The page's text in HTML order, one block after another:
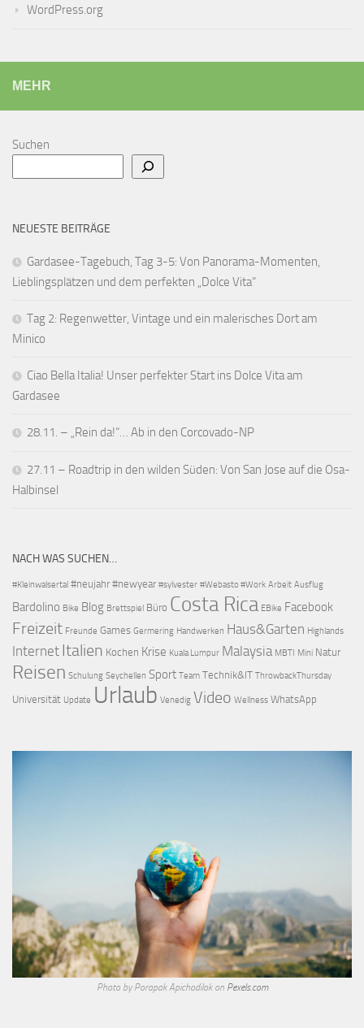
WordPress.org
MEHR
Suchen
NEUESTE BEITRÄGE
Gardasee-Tagebuch, Tag 3-5: Von Panorama-Momenten,
Lieblingsplätzen und dem perfekten „Dolce Vita“
Tag 2: Regenwetter, Vintage und ein malerisches Dort am
Minico
Ciao Bella Italia! Unser perfekter Start ins Dolce Vita am
Gardasee
28.11. – „Rein da!“… Ab in den Corcovado-NP
27.11 – Roadtrip in den wilden Süden: Von San Jose auf die Osa-
Halbinsel
NACH WAS SUCHEN…
#Kleinwalsertal #neujahr #newyear #sylvester #Webasto #Work Arbeit Ausflug
Bardolino Bike Blog Brettspiel Büro Costa Rica EBike Facebook
Freizeit Freunde Games Germering Handwerken Haus&Garten Highlands
Internet Italien Kochen Krise Kuala Lumpur Malaysia MBTI Mini Natur
Reisen Schulung Seychellen Sport Team Technik&IT ThrowbackThursday
Universität Update Urlaub Venedig Video Wellness WhatsApp
Photo by Porapak Apichodilok on Pexels.com